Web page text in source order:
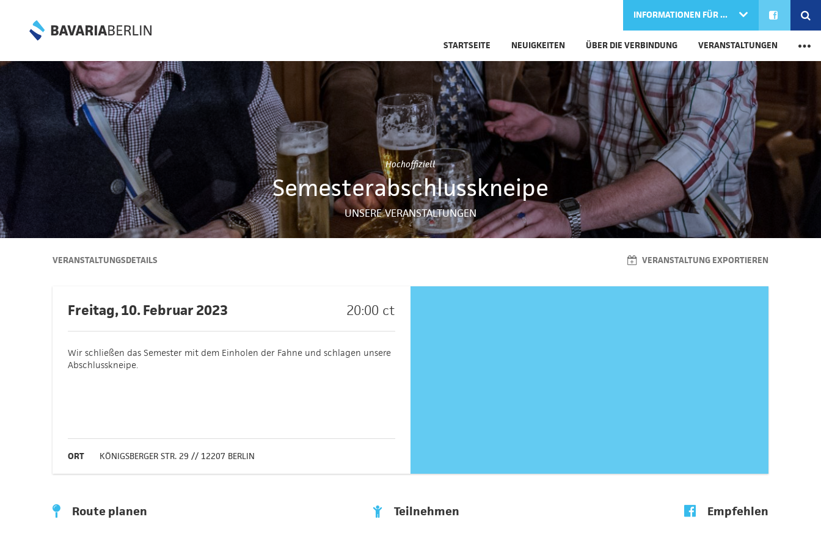
INFORMATIONEN FÜR ... FACEBOOK
STARTSEITE NEUIGKEITEN ÜBER DIE VERBINDUNG VERANSTALTUNGEN
Hochoffiziell
Semesterabschlusskneipe
UNSERE VERANSTALTUNGEN
VERANSTALTUNGSDETAILS VERANSTALTUNG EXPORTIEREN
20:00 ct
Freitag, 10. Februar 2023
Wir schließen das Semester mit dem Einholen der Fahne und schlagen unsere
Abschlusskneipe.
ORT KÖNIGSBERGER STR. 29 // 12207 BERLIN
Route planen Teilnehmen Empfehlen